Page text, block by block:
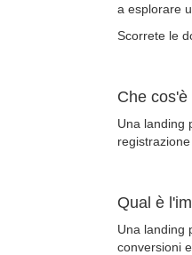
a esplorare
Scorrete le
Che
Una landing
Qual è
Una landing
conversioni